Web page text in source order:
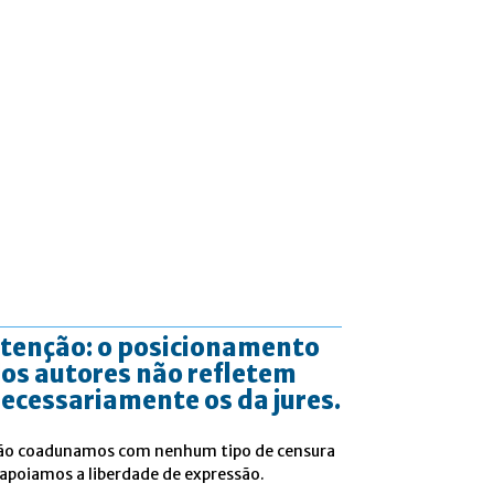
o posicionamento
autores não refletem
os da jures.
coadunamos com nenhum tipo de censura
a liberdade de expressão.